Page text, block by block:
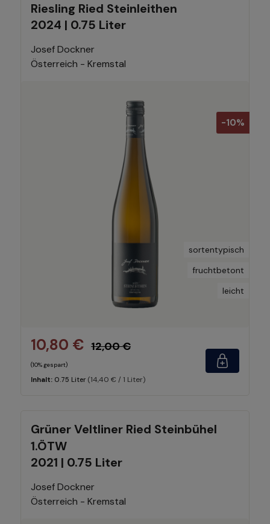
Riesling Ried Steinleithen
2024 | 0.75 Liter
Josef Dockner
Österreich - Kremstal
-10%
sortentypisch
fruchtbetont
leicht
10,80 € 12,00 €
(10% gespart)
Inhalt: 0.75 Liter (14,40 € / 1 Liter)
Grüner Veltliner Ried Steinbühel
1.ÖTW
2021 | 0.75 Liter
Josef Dockner
Österreich - Kremstal